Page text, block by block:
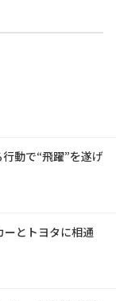
動で“飛躍”を遂げ
ーとトヨタに相通